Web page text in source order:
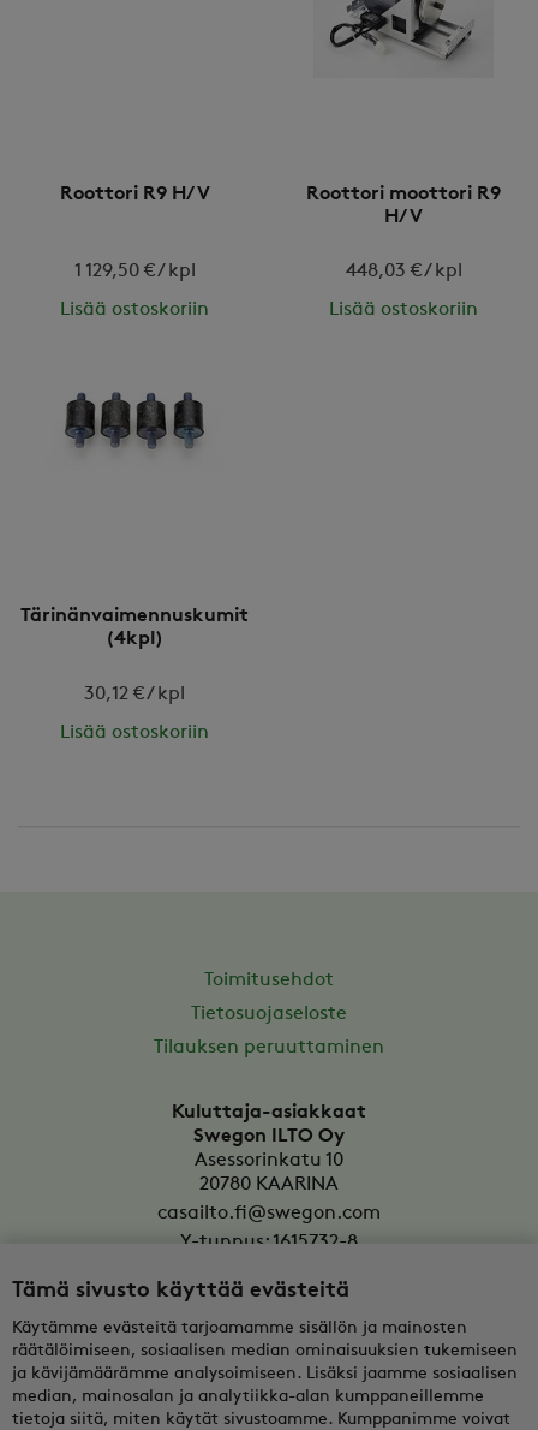
Roottori R9 H/V
1 129,50 € / kpl
Lisää ostoskoriin
Roottori moottori R9
H/V
448,03 € / kpl
Lisää ostoskoriin
Tärinänvaimennuskumit
(4kpl)
30,12 € / kpl
Lisää ostoskoriin
Toimitusehdot
Tietosuojaseloste
Tilauksen peruuttaminen
Kuluttaja-asiakkaat
Swegon ILTO Oy
Asessorinkatu 10
20780 KAARINA
casailto.fi@swegon.com
Y-tunnus: 1615732-8
Yritysasiakkaat
Oy Swegon Ab
Bertel Jungin aukio 7
FI-02600 ESPOO
tekninentuki@swegon.fi
Tämä sivusto käyttää evästeitä
Käytämme evästeitä tarjoamamme sisällön ja mainosten
räätälöimiseen, sosiaalisen median ominaisuuksien tukemiseen
ja kävijämäärämme analysoimiseen. Lisäksi jaamme sosiaalisen
median, mainosalan ja analytiikka-alan kumppaneillemme
tietoja siitä, miten käytät sivustoamme. Kumppanimme voivat